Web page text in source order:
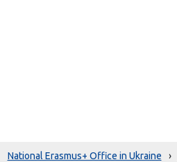
National Erasmus+ Office in Ukraine ›